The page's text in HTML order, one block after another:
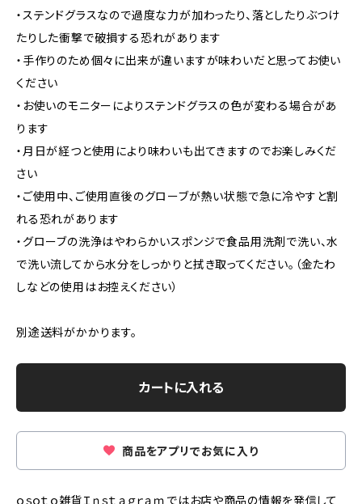
・ステンドグラスなので過度な力が加わったり、落としたりぶつけ
たりした衝撃で破損する恐れがあります
・手作りのため個々に出来が違いますが味わいだと思ってお使い
ください
・お使いのモニターによりステンドグラスの色が変わる場合があ
ります
・月日が経つと使用により味わいも出てきますのでお楽しみくだ
さい
・ご使用中、ご使用直後のグローブが熱い状態で急に冷やすと割
れる恐れがあります
・グローブの洗浄はやわらかいスポンジで食品用洗剤で洗い、水
で洗い流してから水分をしっかりと拭き取ってください。（金たわ
しなどの使用はお控えください）
別途送料がかかります。
カートに入れる
商品をアプリでお気に入り
ｏｓｏｔｏ雑貨Ｉｎｓｔａｇｒａｍではお店や商品の情報を発信して